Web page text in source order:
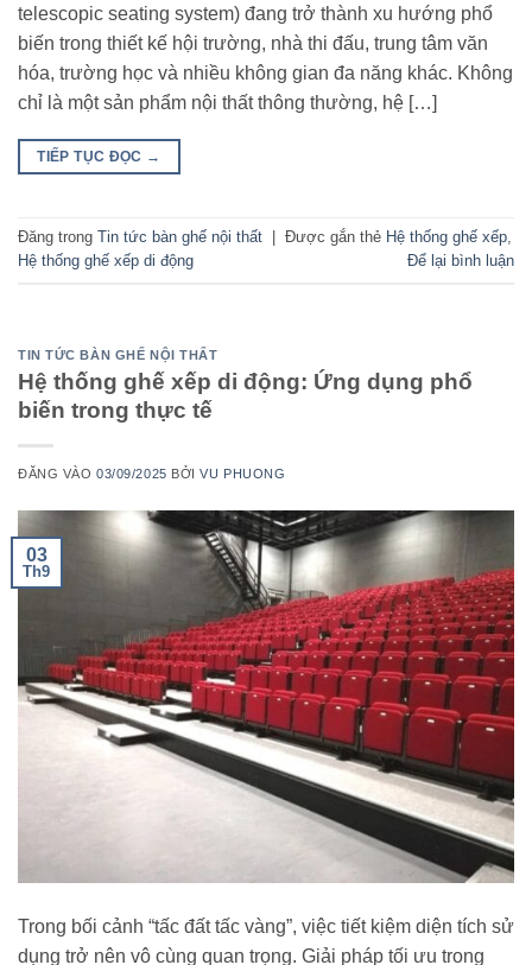
telescopic seating system) đang trở thành xu hướng phổ
biến trong thiết kế hội trường, nhà thi đấu, trung tâm văn
hóa, trường học và nhiều không gian đa năng khác. Không
chỉ là một sản phẩm nội thất thông thường, hệ […]
TIẾP TỤC ĐỌC →
Đăng trong Tin tức bàn ghế nội thất Được gắn thẻ Hệ thống ghế xếp,
Hệ thống ghế xếp di động
Để lại bình luận
TIN TỨC BÀN GHẾ NỘI THẤT
Hệ thống ghế xếp di động: Ứng dụng phổ
biến trong thực tế
ĐĂNG VÀO03/09/2025 BỞIVU PHUONG
03
Th9
Trong bối cảnh “tấc đất tấc vàng”, việc tiết kiệm diện tích sử
dụng trở nên vô cùng quan trọng. Giải pháp tối ưu trong